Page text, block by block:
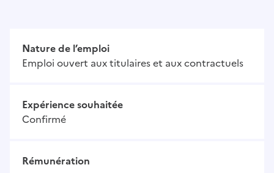
Nature de l’emploi
Emploi ouvert aux titulaires et aux contractuels
Expérience souhaitée
Confirmé
Rémunération